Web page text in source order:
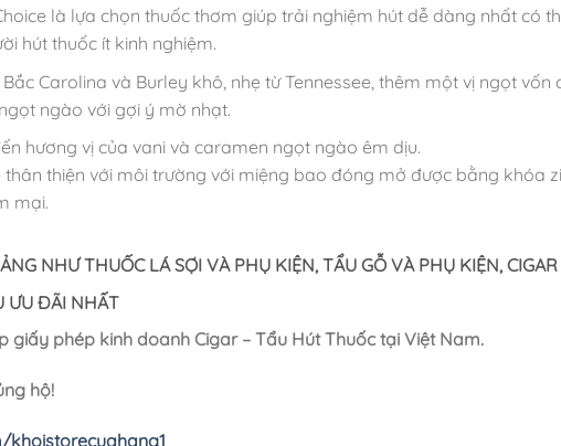
là lựa chọn thuốc thơm giúp trải nghiệm hút dễ dàng nhất có
hút thuốc ít kinh nghiệm.
Carolina và Burley khô, nhẹ từ Tennessee, thêm một vị ngọt
ngào với gợi ý mờ nhạt.
hương vị của vani và caramen ngọt ngào êm dịu.
thiện với môi trường với miệng bao đóng mở được bằng khóa
mại.
NHƯ THUỐC LÁ SỢI VÀ PHỤ KIỆN, TẨU GỖ VÀ PHỤ KIỆN,
ƯU ĐÃI NHẤT
giấy phép kinh doanh Cigar – Tẩu Hút Thuốc tại Việt Nam.
hộ!